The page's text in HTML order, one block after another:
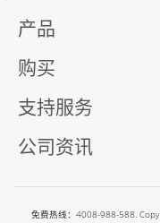
产品
购买
支持服务
公司资讯
免费热线：4008-988-588.